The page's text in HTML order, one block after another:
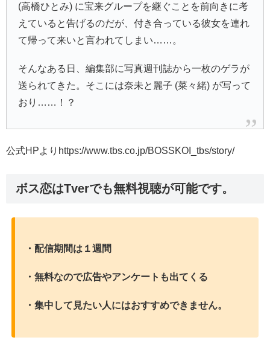
(高橋ひとみ) に宝来グループを継ぐことを前向きに考
えていると告げるのだが、付き合っている彼女を連れ
て帰って来いと言われてしまい……。
そんなある日、編集部に写真週刊誌から一枚のゲラが
送られてきた。そこには奈未と麗子 (菜々緒) が写って
おり……！？
公式HPよりhttps://www.tbs.co.jp/BOSSKOI_tbs/story/
ボス恋はTverでも無料視聴が可能です。
・配信期間は１週間
・無料なので広告やアンケートも出てくる
・集中して見たい人にはおすすめできません。